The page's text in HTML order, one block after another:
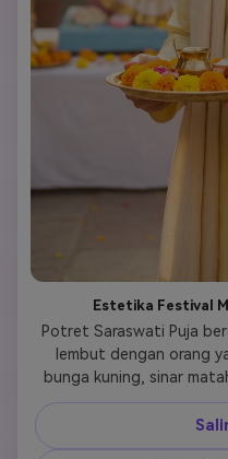
Estetika Festival
Potret Saraswati Puja
lembut dengan orang
bunga kuning, sinar
Saraswati, latar